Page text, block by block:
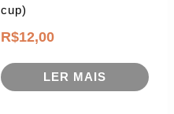
cup)
R$12,00
LER MAIS